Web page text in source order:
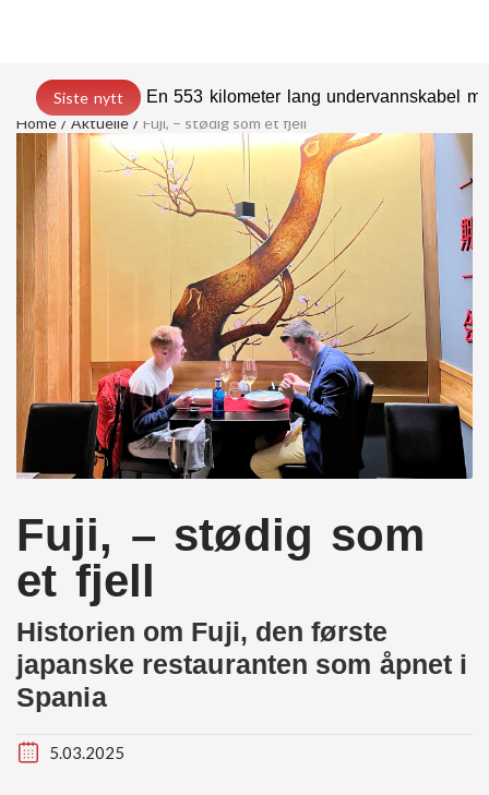
Siste nytt
En 553 kilometer lang undervannskabel
Home
Aktuelle Fuji, – stødig som et fjell
Fuji, – stødig som
et fjell
Historien om Fuji, den første
japanske restauranten som åpnet i
Spania
5.03.2025